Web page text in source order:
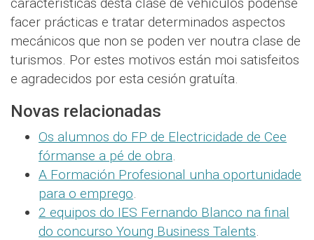
facer prácticas e tratar determinados aspectos
mecánicos que non se poden ver noutra clase de
turismos. Por estes motivos están moi satisfeitos
e agradecidos por esta cesión gratuíta.
Novas relacionadas
Os alumnos do FP de Electricidade de Cee
fórmanse a pé de obra.
A Formación Profesional unha oportunidade
para o emprego.
2 equipos do IES Fernando Blanco na final
do concurso Young Business Talents.